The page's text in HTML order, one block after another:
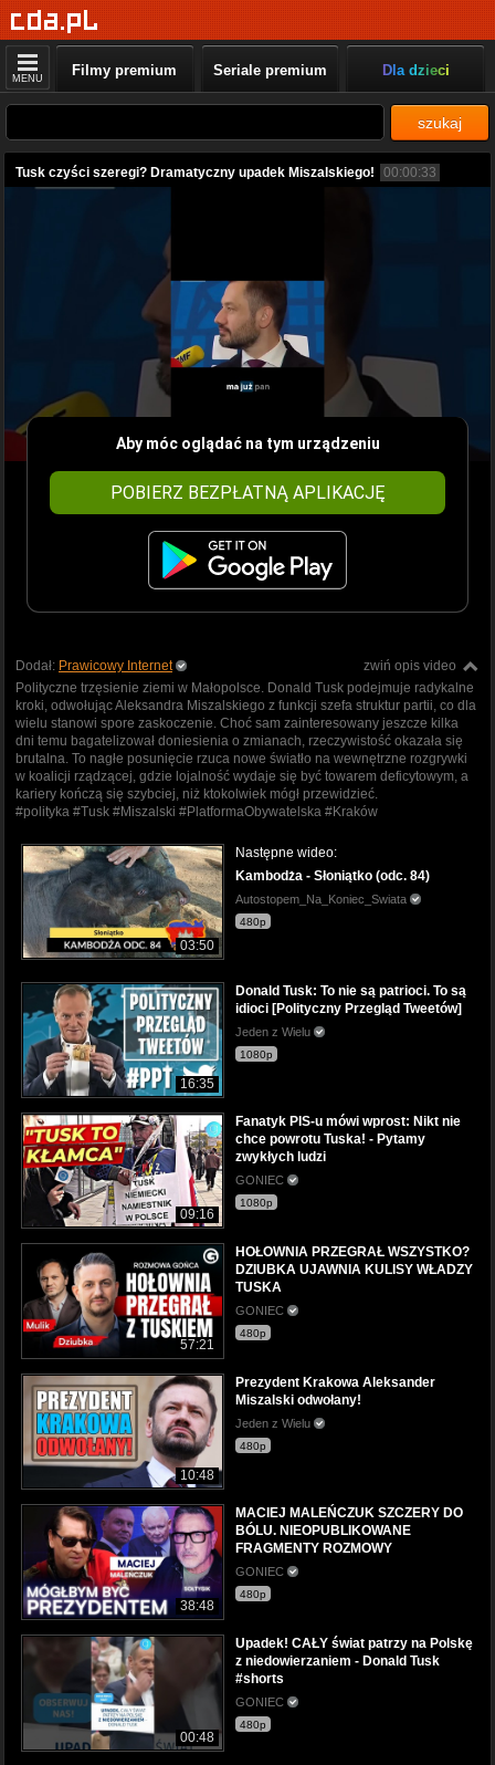
MENU Filmy premium Seriale premium Dla dzieci
szukaj
Tusk czyści szeregi? Dramatyczny upadek Miszalskiego! 00:00:33
Aby móc oglądać na tym urządzeniu
POBIERZ BEZPŁATNĄ APLIKACJĘ
zwiń opis video
Dodał: Prawicowy Internet
Polityczne trzęsienie ziemi w Małopolsce. Donald Tusk podejmuje radykalne
kroki, odwołując Aleksandra Miszalskiego z funkcji szefa struktur partii, co dla
wielu stanowi spore zaskoczenie. Choć sam zainteresowany jeszcze kilka
dni temu bagatelizował doniesienia o zmianach, rzeczywistość okazała się
brutalna. To nagłe posunięcie rzuca nowe światło na wewnętrzne rozgrywki
w koalicji rządzącej, gdzie lojalność wydaje się być towarem deficytowym, a
kariery kończą się szybciej, niż ktokolwiek mógł przewidzieć.
#polityka #Tusk #Miszalski #PlatformaObywatelska #Kraków
03:50
Następne wideo:
Kambodża - Słoniątko (odc. 84)
Autostopem_Na_Koniec_Swiata
480p
16:35
Donald Tusk: To nie są patrioci. To są
idioci [Polityczny Przegląd Tweetów]
Jeden z Wielu
1080p
09:16
Fanatyk PIS-u mówi wprost: Nikt nie
chce powrotu Tuska! - Pytamy
zwykłych ludzi
GONIEC
1080p
57:21
HOŁOWNIA PRZEGRAŁ WSZYSTKO?
DZIUBKA UJAWNIA KULISY WŁADZY
TUSKA
GONIEC
480p
10:48
Prezydent Krakowa Aleksander
Miszalski odwołany!
Jeden z Wielu
480p
38:48
MACIEJ MALEŃCZUK SZCZERY DO
BÓLU. NIEOPUBLIKOWANE
FRAGMENTY ROZMOWY
GONIEC
480p
00:48
Upadek! CAŁY świat patrzy na Polskę
z niedowierzaniem - Donald Tusk
#shorts
GONIEC
480p